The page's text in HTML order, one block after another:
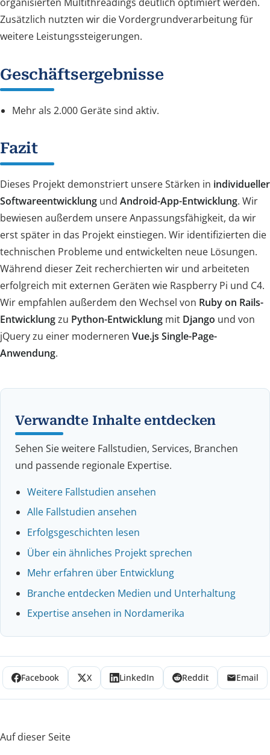
Zusätzlich nutzten wir die Vordergrundverarbeitung für
weitere Leistungssteigerungen.
Geschäftsergebnisse
Mehr als 2.000 Geräte sind aktiv.
Fazit
Dieses Projekt demonstriert unsere Stärken in individueller
Softwareentwicklung und Android-App-Entwicklung. Wir
bewiesen außerdem unsere Anpassungsfähigkeit, da wir
erst später in das Projekt einstiegen. Wir identifizierten die
technischen Probleme und entwickelten neue Lösungen.
Während dieser Zeit recherchierten wir und arbeiteten
erfolgreich mit externen Geräten wie Raspberry Pi und C4.
Wir empfahlen außerdem den Wechsel von Ruby on Rails-
Entwicklungzu Python-Entwicklung mit Django und von
jQuery zu einer moderneren Vue.js Single-Page-
Anwendung.
Verwandte Inhalte entdecken
Sehen Sie weitere Fallstudien, Services, Branchen
und passende regionale Expertise.
Weitere Fallstudien ansehen
Alle Fallstudien ansehen
Erfolgsgeschichten lesen
Über ein ähnliches Projekt sprechen
Mehr erfahren über Entwicklung
Branche entdecken Medien und Unterhaltung
Expertise ansehen in Nordamerika
Facebook X LinkedIn Reddit Email
Auf dieser Seite